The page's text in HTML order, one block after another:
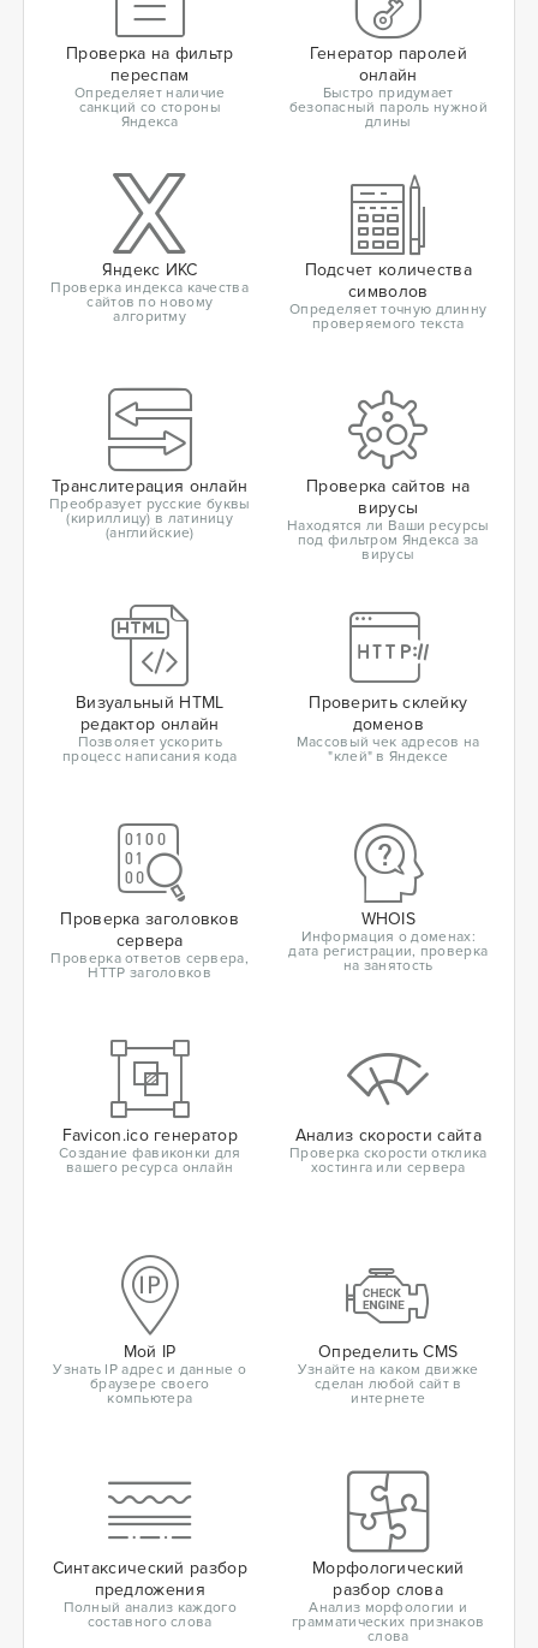
Проверка на фильтр
переспам
Определяет наличие
санкций со стороны
Яндекса
Генератор паролей
онлайн
Быстро придумает
безопасный пароль нужной
длины
Яндекс ИКС
Проверка индекса качества
сайтов по новому
алгоритму
Подсчет количества
символов
Определяет точную длинну
проверяемого текста
Транслитерация онлайн
Преобразует русские буквы
(кириллицу) в латиницу
(английские)
Проверка сайтов на
вирусы
Находятся ли Ваши ресурсы
под фильтром Яндекса за
вирусы
Визуальный HTML
редактор онлайн
Позволяет ускорить
процесс написания кода
Проверить склейку
доменов
Массовый чек адресов на
"клей" в Яндексе
Проверка заголовков
сервера
Проверка ответов сервера,
HTTP заголовков
WHOIS
Информация о доменах:
дата регистрации, проверка
на занятость
Favicon.ico генератор
Создание фавиконки для
вашего ресурса онлайн
Анализ скорости сайта
Проверка скорости отклика
хостинга или сервера
Мой IP
Узнать IP адрес и данные о
браузере своего
компьютера
Определить CMS
Узнайте на каком движке
сделан любой сайт в
интернете
Синтаксический разбор
предложения
Полный анализ каждого
составного слова
Морфологический
разбор слова
Анализ морфологии и
грамматических признаков
слова